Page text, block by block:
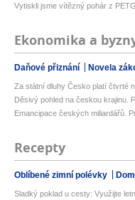
Vytiskli jsme vítězný pohár z
Ekonomika a
Daňové přiznání Novela
Za státní dluhy Česko platí čtvrté
Děsivý pohled na českou krajinu.
Emancipace českých miliardářů.
Recepty
Oblíbené zimní polévky
Sladký poklad u cesty: Využijte